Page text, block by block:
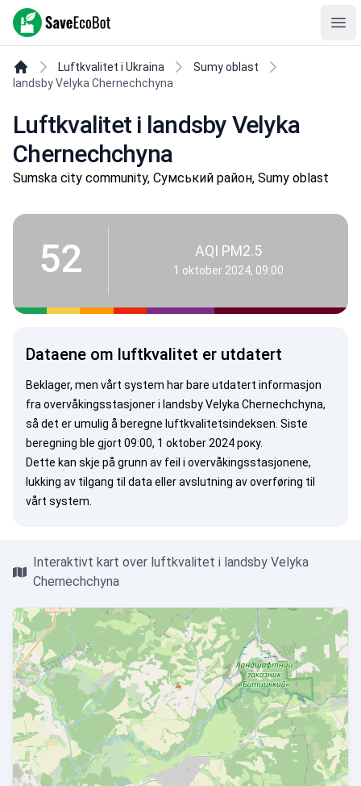
SaveEcoBot
Luftkvalitet i Ukraina
Sumy oblast
landsby Velyka Chernechchyna
Luftkvalitet i landsby Velyka
Chernechchyna
Sumska city community, Сумський район, Sumy oblast
52 AQI PM2.5
1 oktober 2024, 09:00
Dataene om luftkvalitet er utdatert
Beklager, men vårt system har bare utdatert informasjon
fra overvåkingsstasjoner i landsby Velyka Chernechchyna,
så det er umulig å beregne luftkvalitetsindeksen. Siste
beregning ble gjort 09:00, 1 oktober 2024 року.
Dette kan skje på grunn av feil i overvåkingsstasjonene,
lukking av tilgang til data eller avslutning av overføring til
vårt system.
Interaktivt kart over luftkvalitet i landsby Velyka
Chernechchyna